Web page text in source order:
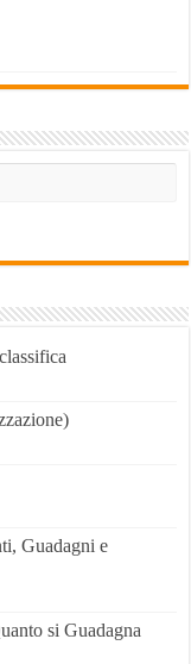
Guadagni e
si Guadagna